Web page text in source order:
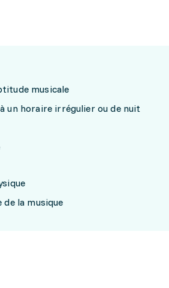
musicale
un horaire irrégulier ou de nuit
de la musique